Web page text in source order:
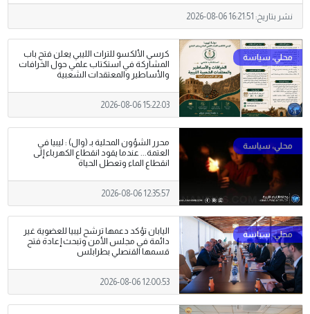
نشر بتاريخ: 2026-08-06 16:21:51
كرسي الألكسو للتراث الليبي يعلن فتح باب
المشاركة في استكتاب علمي حول الخرافات
والأساطير والمعتقدات الشعبية
2026-08-06 15:22:03
محرر الشؤون المحلية بـ (وال) : ليبيا في
العتمة... عندما يقود انقطاع الكهرباء إلى
انقطاع الماء وتعطل الحياة
2026-08-06 12:35:57
اليابان تؤكد دعمها ترشح ليبيا للعضوية غير
دائمة في مجلس الأمن وتبحث إعادة فتح
قسمها القنصلي بطرابلس
2026-08-06 12:00:53